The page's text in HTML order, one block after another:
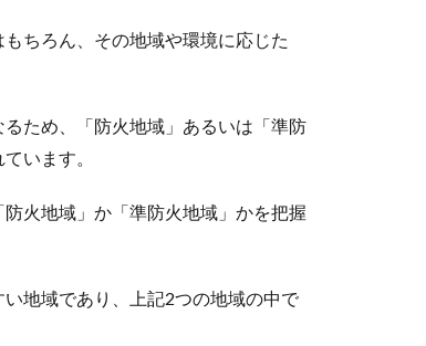
ちろん、その地域や環境に応じた
ため、「防火地域」あるいは「準防
います。
火地域」か「準防火地域」かを把握
地域であり、上記2つの地域の中で